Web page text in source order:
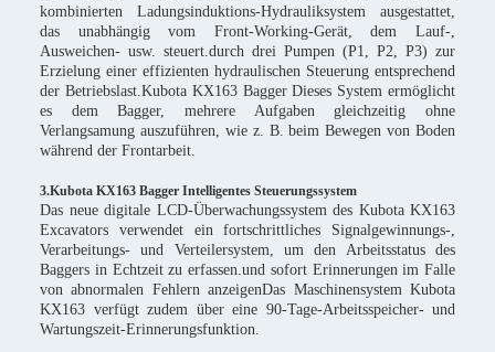
kombinierten Ladungsinduktions-Hydrauliksystem ausgestattet,
das unabhängig vom Front-Working-Gerät, dem Lauf-,
Ausweichen- usw. steuert.durch drei Pumpen (P1, P2, P3) zur
Erzielung einer effizienten hydraulischen Steuerung entsprechend
der Betriebslast.Kubota KX163 Bagger Dieses System ermöglicht
es dem Bagger, mehrere Aufgaben gleichzeitig ohne
Verlangsamung auszuführen, wie z. B. beim Bewegen von Boden
während der Frontarbeit.
3.Kubota KX163 Bagger Intelligentes Steuerungssystem
Das neue digitale LCD-Überwachungssystem des Kubota KX163
Excavators verwendet ein fortschrittliches Signalgewinnungs-,
Verarbeitungs- und Verteilersystem, um den Arbeitsstatus des
Baggers in Echtzeit zu erfassen.und sofort Erinnerungen im Falle
von abnormalen Fehlern anzeigenDas Maschinensystem Kubota
KX163 verfügt zudem über eine 90-Tage-Arbeitsspeicher- und
Wartungszeit-Erinnerungsfunktion.